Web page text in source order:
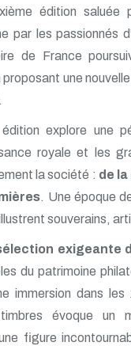
édition saluée
par les passionnés
de France
une
explore une
royale et les
la société : de
. Une époque
souverains,
exigeante
du patrimoine
immersion dans les
évoque un
figure